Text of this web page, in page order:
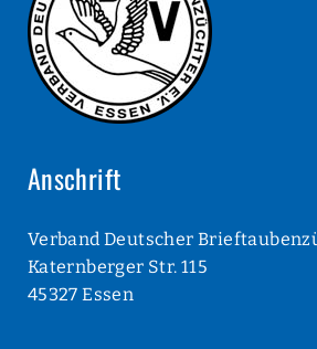
Anschrift
Verband Deutscher
Katernberger Str. 115
45327 Essen